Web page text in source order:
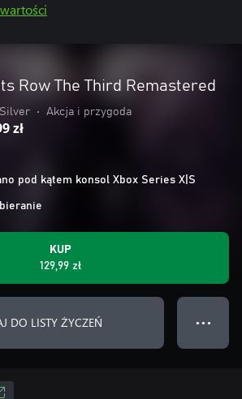
Row The Third Remastered
• Akcja i przygoda
zł
pod kątem konsol Xbox Series X|S
KUP
129,99 zł
DO LISTY ŻYCZEŃ ● ● ●